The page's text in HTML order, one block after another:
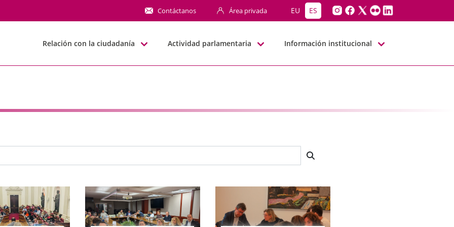
Contáctanos Área privada EU ES
Relación con la ciudadanía Actividad parlamentaria Información institucional
búsqueda